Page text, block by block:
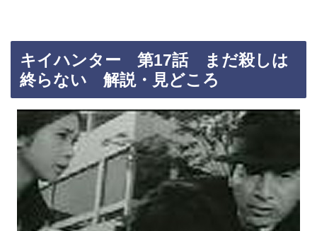
キイハンター 第17話 まだ殺しは
終らない 解説・見どころ